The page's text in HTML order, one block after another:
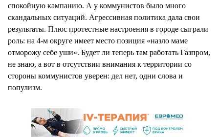
спокойную кампанию. А у коммунистов было много
скандальных ситуаций. Агрессивная политика дала свои
результаты. Плюс протестные настроения в городе сыграли
роль: на 4-м округе имеет место позиция «назло маме
отморожу себе уши». Будет ли теперь там работать Газпром,
не знаю, а вот в отсутствии внимания к территории со
стороны коммунистов уверен: дел нет, одни слова и
популизм.